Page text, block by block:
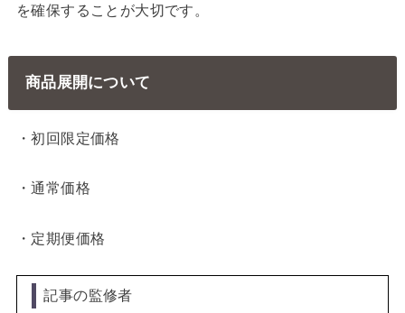
を確保することが大切です。
商品展開について
・初回限定価格
・通常価格
・定期便価格
記事の監修者